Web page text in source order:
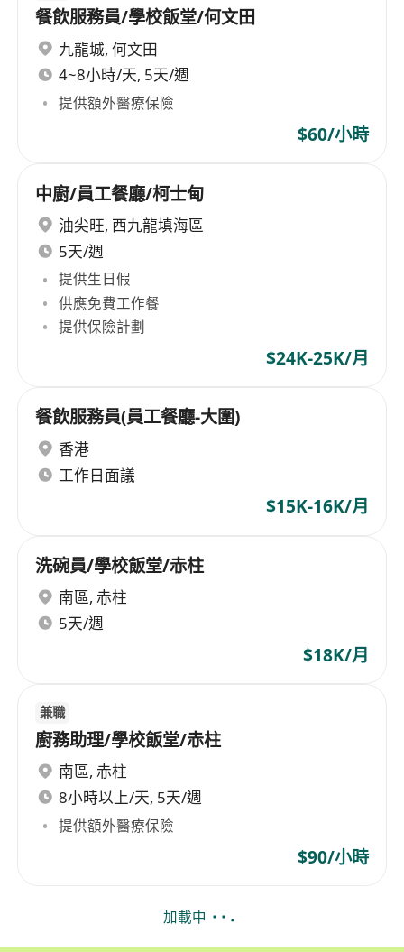
餐飲服務員/學校飯堂/何文田
九龍城, 何文田
4~8小時/天, 5天/週
提供額外醫療保險
$60/小時
中廚/員工餐廳/柯士甸
油尖旺, 西九龍填海區
5天/週
提供生日假
供應免費工作餐
提供保險計劃
$24K-25K/月
餐飲服務員(員工餐廳-大圍)
香港
工作日面議
$15K-16K/月
洗碗員/學校飯堂/赤柱
南區, 赤柱
5天/週
$18K/月
兼職
廚務助理/學校飯堂/赤柱
南區, 赤柱
8小時以上/天, 5天/週
提供額外醫療保險
$90/小時
加載中